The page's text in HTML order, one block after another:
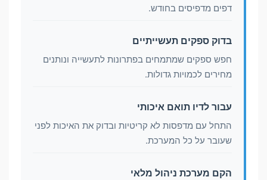
דפים מדפיסים בחודש.
בדוק ספקים תעשייתיים
חפש ספקים שמתמחים בפתרונות לתעשייה ונותנים
מחירים לכמויות גדולות.
עבור לדיו תואם איכותי
התחל עם מדפסות לא קריטיות ובדוק את האיכות לפני
שעובר על כל המערכת.
הקם מערכת ניהול מלאי